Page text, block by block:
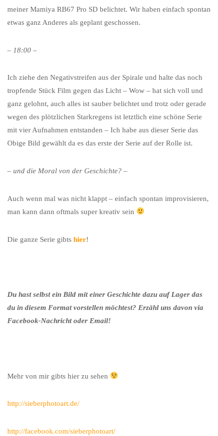
meiner Mamiya RB67 Pro SD belichtet. Wir haben einfach spontan
etwas ganz Anderes als geplant geschossen.
– 18:00 –
Ich ziehe den Negativstreifen aus der Spirale und halte das noch
tropfende Stück Film gegen das Licht – Wow – hat sich voll und
ganz gelohnt, auch alles ist sauber belichtet und trotz oder gerade
wegen des plötzlichen Starkregens ist letztlich eine schöne Serie
mit vier Aufnahmen entstanden – Ich habe aus dieser Serie das
Obige Bild gewählt da es das erste der Serie auf der Rolle ist.
– und die Moral von der Geschichte? –
Auch wenn mal was nicht klappt – einfach spontan improvisieren,
man kann dann oftmals super kreativ sein
Die ganze Serie gibts hier!
Du hast selbst ein Bild mit einer Geschichte dazu auf Lager das
du in diesem Format vorstellen möchtest? Erzähl uns davon via
Facebook-Nachricht oder Email!
Mehr von mir gibts hier zu sehen
http://sieberphotoart.de/
http://facebook.com/sieberphotoart/